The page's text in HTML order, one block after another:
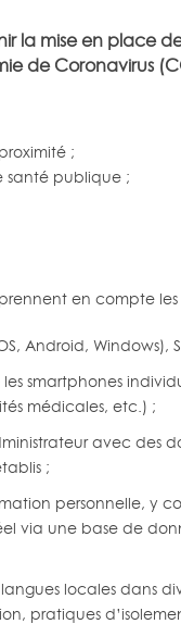
la mise en place
de Coronavirus
;
santé publique ;
en compte les
Android, Windows),
smartphones
médicales, etc.) ;
avec des
;
personnelle, y
via une base de
locales dans
pratiques